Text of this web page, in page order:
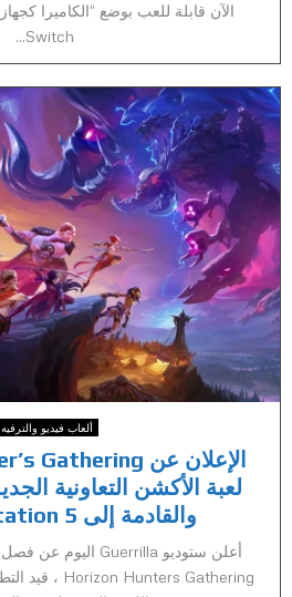
Switch...
ألعاب فيديو والترفيه
والقادمة إلى PlayStation 5 وPC